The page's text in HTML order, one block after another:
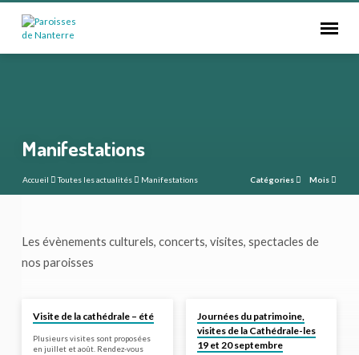
Manifestations
Accueil Toutes les actualités Manifestations Catégories Mois
Manifestations
Les évènements culturels, concerts, visites, spectacles de
nos paroisses
Visite de la cathédrale – été
Plusieurs visites sont proposées
en juillet et août. Rendez-vous
Journées du patrimoine,
visites de la Cathédrale-les
19 et 20 septembre